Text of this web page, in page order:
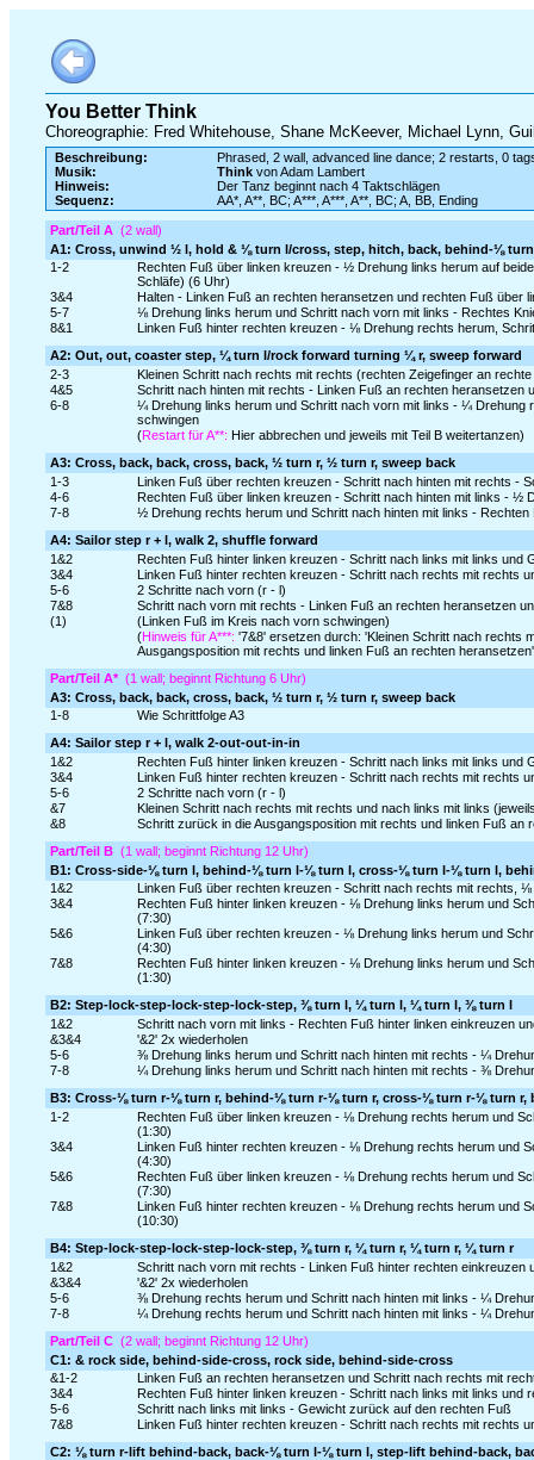
You Better Think
Choreographie: Fred Whitehouse, Shane McKeever, Michael Lynn,
Beschreibung:
Phrased, 2 wall, advanced line dance; 2 restarts, 0
Musik:
Thinkvon Adam Lambert
Hinweis:
Der Tanz beginnt nach 4 Taktschlägen
Sequenz:
AA*, A**, BC; A***, A***, A**, BC; A, BB, Ending
Part/Teil A (2 wall)
A1: Cross, unwind ½ l, hold & ⅛ turn l/cross, step, hitch, back, behind-⅛
1-2
Rechten Fuß über linken kreuzen - ½ Drehung links herum auf
Schläfe) (6 Uhr)
3&4
Halten - Linken Fuß an rechten heransetzen und rechten Fuß über
5-7
⅛ Drehung links herum und Schritt nach vorn mit links - Rechtes
8&1
Linken Fuß hinter rechten kreuzen - ⅛ Drehung rechts herum,
A2: Out, out, coaster step, ¼ turn l/rock forward turning ¼ r, sweep forward
2-3
Kleinen Schritt nach rechts mit rechts (rechten Zeigefinger an
4&5
Schritt nach hinten mit rechts - Linken Fuß an rechten heransetzen
6-8
¼ Drehung links herum und Schritt nach vorn mit links - ¼
schwingen
(Restart für A**: Hier abbrechen und jeweils mit Teil B weitertanzen)
A3: Cross, back, back, cross, back, ½ turn r, ½ turn r, sweep back
1-3
Linken Fuß über rechten kreuzen - Schritt nach hinten mit rechts -
4-6
Rechten Fuß über linken kreuzen - Schritt nach hinten mit links - ½
7-8
½ Drehung rechts herum und Schritt nach hinten mit links -
A4: Sailor step r + l, walk 2, shuffle forward
1&2
Rechten Fuß hinter linken kreuzen - Schritt nach links mit links und
3&4
Linken Fuß hinter rechten kreuzen - Schritt nach rechts mit rechts
5-6
2 Schritte nach vorn (r - l)
7&8
Schritt nach vorn mit rechts - Linken Fuß an rechten heransetzen
(1)
(Linken Fuß im Kreis nach vorn schwingen)
(Hinweis für A***: '7&8' ersetzen durch: 'Kleinen Schritt nach rechts
Ausgangsposition mit rechts und linken Fuß an rechten
Part/Teil A*(1 wall; beginnt Richtung 6 Uhr)
A3: Cross, back, back, cross, back, ½ turn r, ½ turn r, sweep back
1-8
Wie Schrittfolge A3
A4: Sailor step r + l, walk 2-out-out-in-in
1&2
Rechten Fuß hinter linken kreuzen - Schritt nach links mit links und
3&4
Linken Fuß hinter rechten kreuzen - Schritt nach rechts mit rechts
5-6
2 Schritte nach vorn (r - l)
&7
Kleinen Schritt nach rechts mit rechts und nach links mit links
&8
Schritt zurück in die Ausgangsposition mit rechts und linken Fuß an
Part/Teil B (1 wall; beginnt Richtung 12 Uhr)
B1: Cross-side-⅛ turn l, behind-⅛ turn l-⅛ turn l, cross-⅛ turn l-⅛ turn l,
1&2
Linken Fuß über rechten kreuzen - Schritt nach rechts mit rechts,
3&4
Rechten Fuß hinter linken kreuzen - ⅛ Drehung links herum und
(7:30)
5&6
Linken Fuß über rechten kreuzen - ⅛ Drehung links herum und
(4:30)
7&8
Rechten Fuß hinter linken kreuzen - ⅛ Drehung links herum und
(1:30)
B2: Step-lock-step-lock-step-lock-step, ⅜ turn l, ¼ turn l, ¼ turn l, ⅜ turn l
1&2
Schritt nach vorn mit links - Rechten Fuß hinter linken einkreuzen
&3&4
'&2' 2x wiederholen
5-6
⅜ Drehung links herum und Schritt nach hinten mit rechts - ¼
7-8
¼ Drehung links herum und Schritt nach hinten mit rechts - ⅜
B3: Cross-⅛ turn r-⅛ turn r, behind-⅛ turn r-⅛ turn r, cross-⅛ turn r-⅛ turn
1-2
Rechten Fuß über linken kreuzen - ⅛ Drehung rechts herum und
(1:30)
3&4
Linken Fuß hinter rechten kreuzen - ⅛ Drehung rechts herum und
(4:30)
5&6
Rechten Fuß über linken kreuzen - ⅛ Drehung rechts herum und
(7:30)
7&8
Linken Fuß hinter rechten kreuzen - ⅛ Drehung rechts herum und
(10:30)
B4: Step-lock-step-lock-step-lock-step, ⅜ turn r, ¼ turn r, ¼ turn r, ¼ turn r
1&2
Schritt nach vorn mit rechts - Linken Fuß hinter rechten einkreuzen
&3&4
'&2' 2x wiederholen
5-6
⅜ Drehung rechts herum und Schritt nach hinten mit links - ¼
7-8
¼ Drehung rechts herum und Schritt nach hinten mit links - ¼
Part/Teil C (2 wall; beginnt Richtung 12 Uhr)
C1: & rock side, behind-side-cross, rock side, behind-side-cross
&1-2
Linken Fuß an rechten heransetzen und Schritt nach rechts mit
3&4
Rechten Fuß hinter linken kreuzen - Schritt nach links mit links und
5-6
Schritt nach links mit links - Gewicht zurück auf den rechten Fuß
7&8
Linken Fuß hinter rechten kreuzen - Schritt nach rechts mit rechts
C2: ⅛ turn r-lift behind-back, back-⅛ turn l-⅛ turn l, step-lift behind-back,